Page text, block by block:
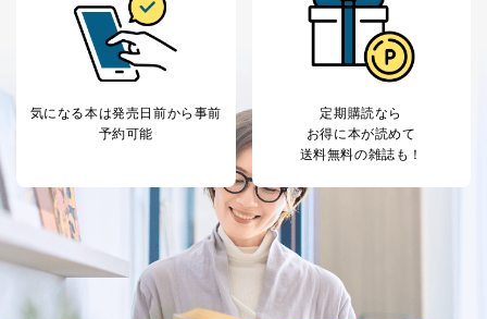
気になる本は発売日前から事前
予約可能
定期購読なら
お得に本が読めて
送料無料の雑誌も！